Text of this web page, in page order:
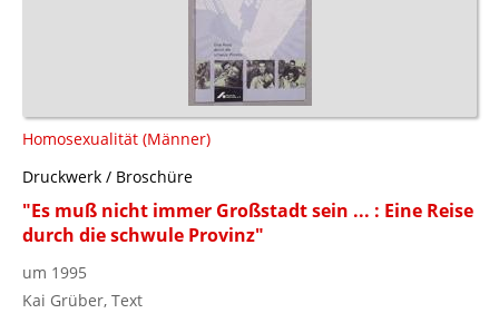
Homosexualität (Männer)
Druckwerk / Broschüre
"Es muß nicht immer Großstadt sein ... : Eine Reise
durch die schwule Provinz"
um 1995
Kai Grüber, Text